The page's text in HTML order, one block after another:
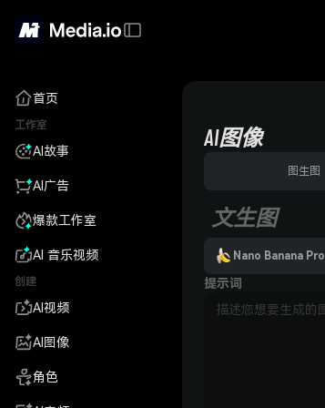
首页
工作室
AI故事
AI广告
爆款工作室
AI 音乐视频
创建
AI视频
AI图像
角色
AI图像
图生图
文生图
Nano Banana Pro
提示词